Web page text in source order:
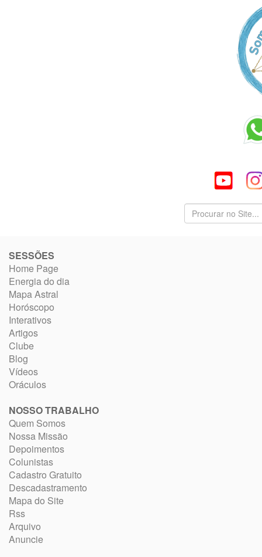
SESSÕES
Home Page
Energia do dia
Mapa Astral
Horóscopo
Interativos
Artigos
Clube
Blog
Vídeos
Oráculos
NOSSO TRABALHO
Quem Somos
Nossa Missão
Depoimentos
Colunistas
Cadastro Gratuito
Descadastramento
Mapa do Site
Rss
Arquivo
Anuncie